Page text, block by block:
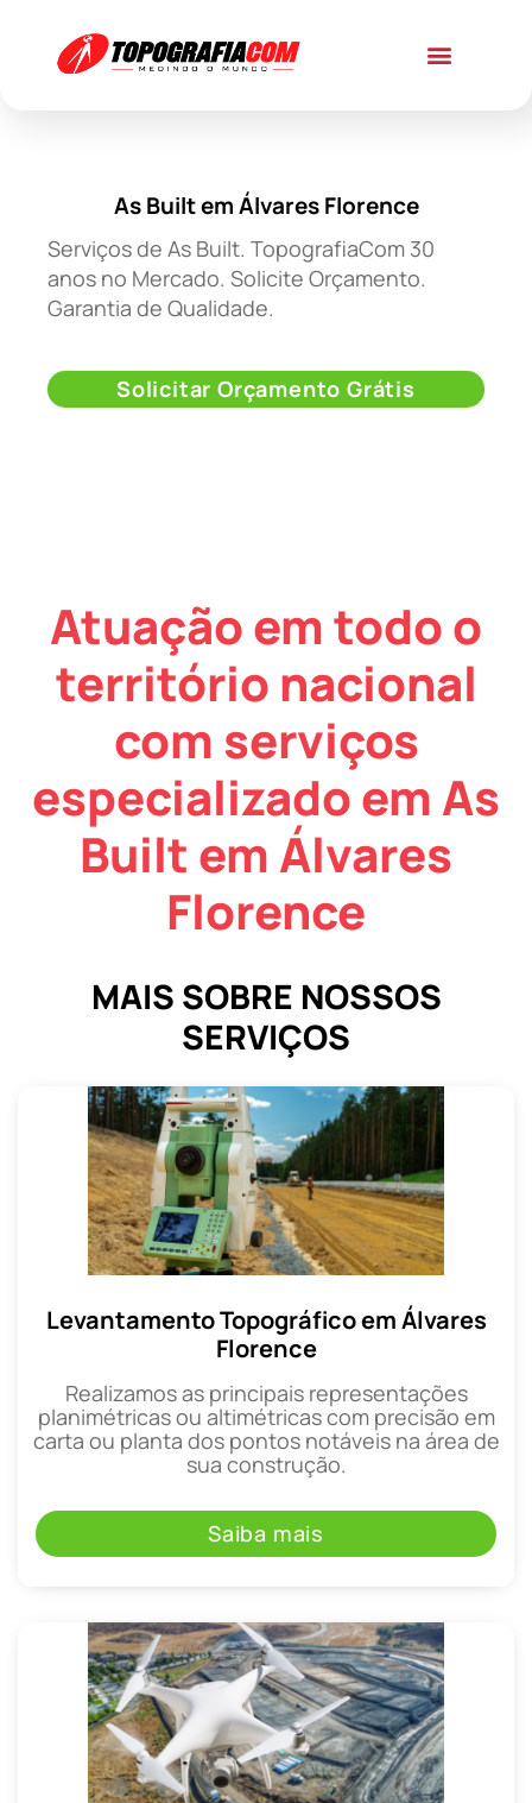
As Built em Álvares Florence
Serviços de As Built. TopografiaCom 30
anos no Mercado. Solicite Orçamento.
Garantia de Qualidade.
Solicitar Orçamento Grátis
Atuação em todo o
território nacional
com serviços
especializado em As
Built em Álvares
Florence
MAIS SOBRE NOSSOS
SERVIÇOS
Levantamento Topográfico em Álvares
Florence
Realizamos as principais representações
planimétricas ou altimétricas com precisão em
carta ou planta dos pontos notáveis na área de
sua construção.
Saiba mais